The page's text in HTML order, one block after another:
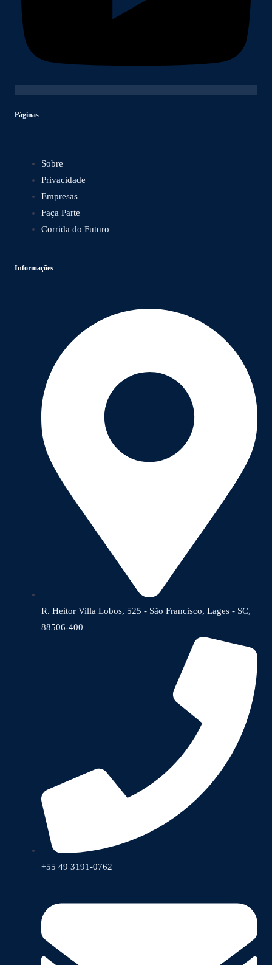
Páginas
Sobre
Privacidade
Empresas
Faça Parte
Corrida do Futuro
Informações
R. Heitor Villa Lobos, 525 - São Francisco, Lages - SC,
88506-400
+55 49 3191-0762